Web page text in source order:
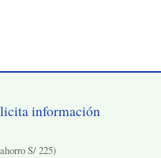
información
S/ 225)